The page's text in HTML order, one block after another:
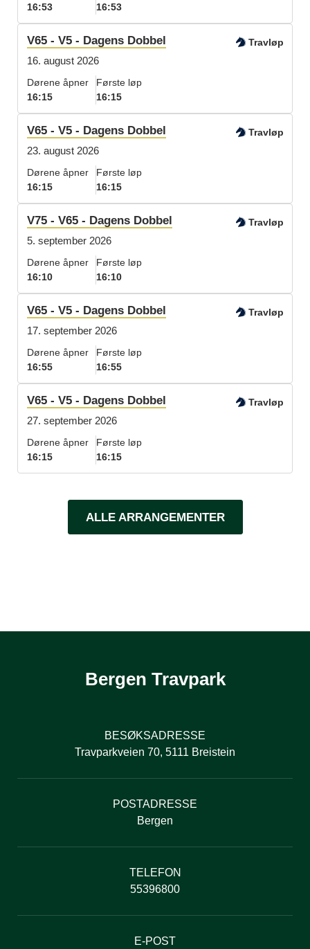
16:53
16:53
V65 - V5 - Dagens Dobbel Travløp
16. august 2026
Dørene åpner
16:15
Første løp
16:15
V65 - V5 - Dagens Dobbel Travløp
23. august 2026
Dørene åpner
16:15
Første løp
16:15
V75 - V65 - Dagens Dobbel Travløp
5. september 2026
Dørene åpner
16:10
Første løp
16:10
V65 - V5 - Dagens Dobbel Travløp
17. september 2026
Dørene åpner
16:55
Første løp
16:55
V65 - V5 - Dagens Dobbel Travløp
27. september 2026
Dørene åpner
16:15
Første løp
16:15
ALLE ARRANGEMENTER
Bergen Travpark
BESØKSADRESSE
Travparkveien 70, 5111 Breistein
POSTADRESSE
Bergen
TELEFON
55396800
E-POST